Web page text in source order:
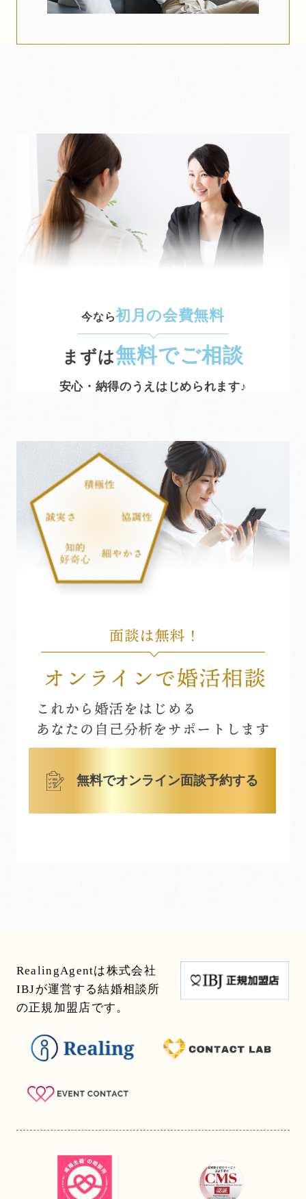
今なら初月の会費無料
まずは無料でご相談
安心・納得のうえはじめられます♪
無料でオンライン面談予約する
RealingAgentは株式会社
IBJが運営する結婚相談所
の正規加盟店です。